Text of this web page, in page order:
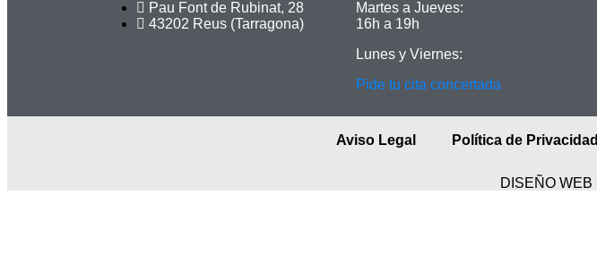
Pau Font de Rubinat, 28
43202 Reus (Tarragona)
Martes a Jueves:
16h a 19h
Lunes y Viernes:
Pide tu cita concertada
Aviso Legal Política de Privacidad
DISEÑO WEB